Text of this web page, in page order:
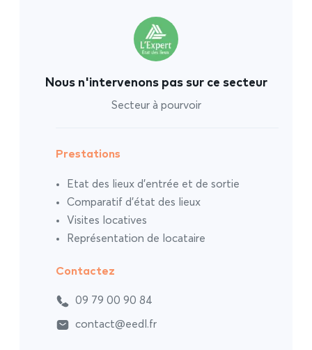
Nous n'intervenons pas sur ce secteur
Secteur à pourvoir
Prestations
Etat des lieux d’entrée et de sortie
Comparatif d’état des lieux
Visites locatives
Représentation de locataire
Contactez
09 79 00 90 84
contact@eedl.fr